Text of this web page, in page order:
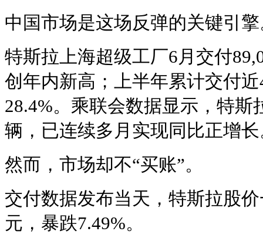
中国市场是这场反弹的关键引
特斯拉上海超级工厂6月交付
创年内新高；上半年累计交付
28.4%。乘联会数据显示，特斯
辆，已连续多月实现同比正增
然而，市场却不“买账”。
交付数据发布当天，特斯拉股
元，暴跌7.49%。